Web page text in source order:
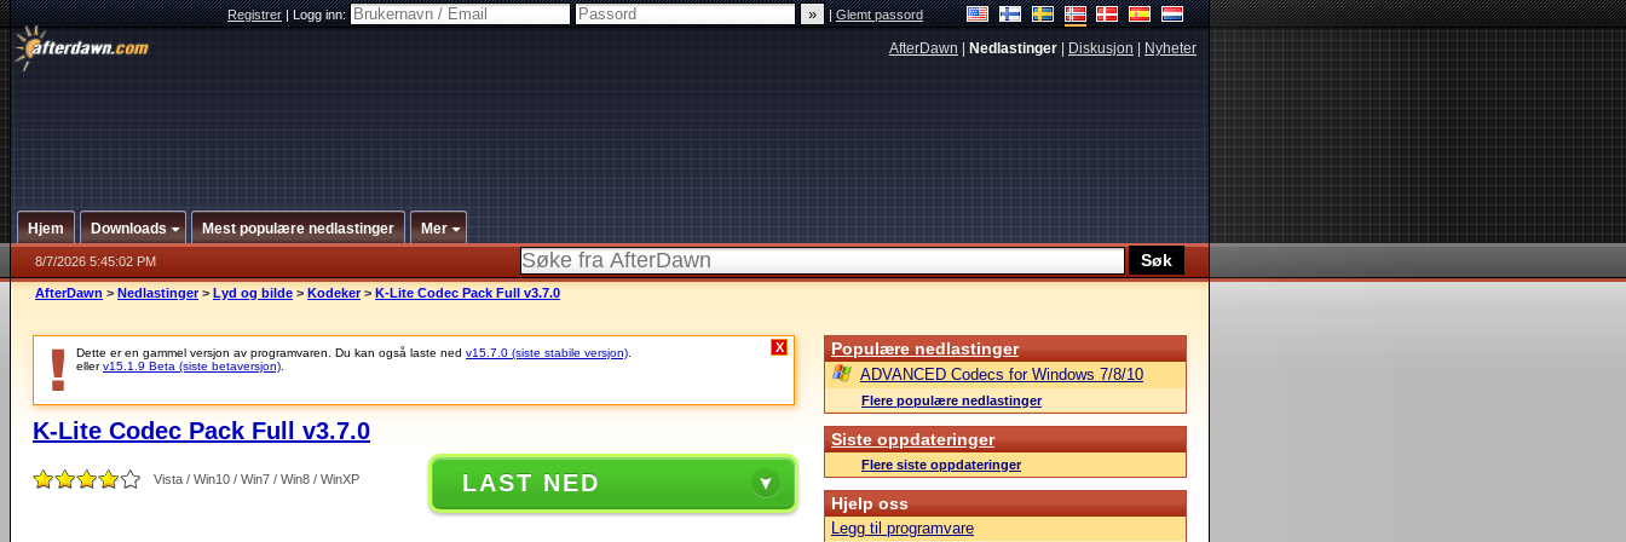
Registrer|Logg inn: |Glemt passord
AfterDawn Nedlastinger Diskusjon Nyheter
Hjem Downloads Mest populære nedlastinger Mer
8/7/2026 5:45:02 PM
AfterDawn > Nedlastinger > Lyd og bilde > Kodeker > K-Lite Codec Pack Full v3.7.0
Dette er en gammel versjon av programvaren. Du kan også laste ned v15.7.0 (siste stabile versjon)
ellerv15.1.9 Beta (siste betaversjon)
X
K-Lite Codec Pack Full v3.7.0
Vista / Win10 / Win7 / Win8 / WinXP LAST NED
Populære nedlastinger
ADVANCED Codecs for Windows 7/8/10
Flere populære nedlastinger
Siste oppdateringer
Flere siste oppdateringer
Hjelp oss
Legg til programvare